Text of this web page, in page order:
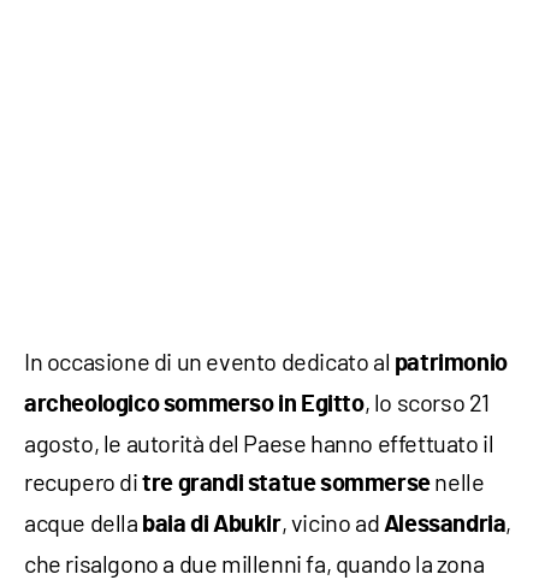
In occasione di un evento dedicato al patrimonio
archeologico sommerso in Egitto, lo scorso 21
agosto, le autorità del Paese hanno effettuato il
recupero ditre grandi statue sommersenelle
acque della baia di Abukir, vicino ad Alessandria,
che risalgono a due millenni fa, quando la zona